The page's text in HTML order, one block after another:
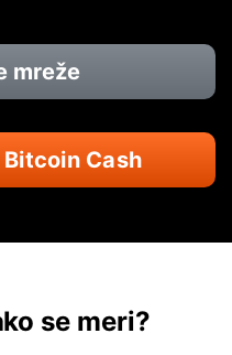
mreže
Cash
se meri?